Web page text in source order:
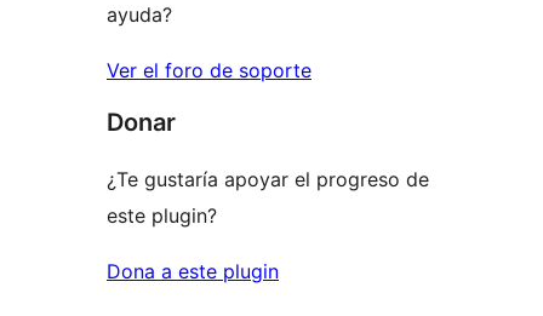
ayuda?
Ver el foro de soporte
Donar
¿Te gustaría apoyar el progreso de
este plugin?
Dona a este plugin